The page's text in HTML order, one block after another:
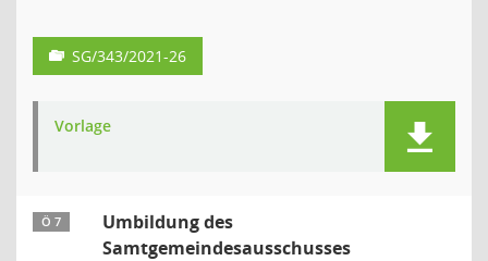
SG/343/2021-26
Vorlage
Ö 7
Umbildung des
Samtgemeindesausschusses